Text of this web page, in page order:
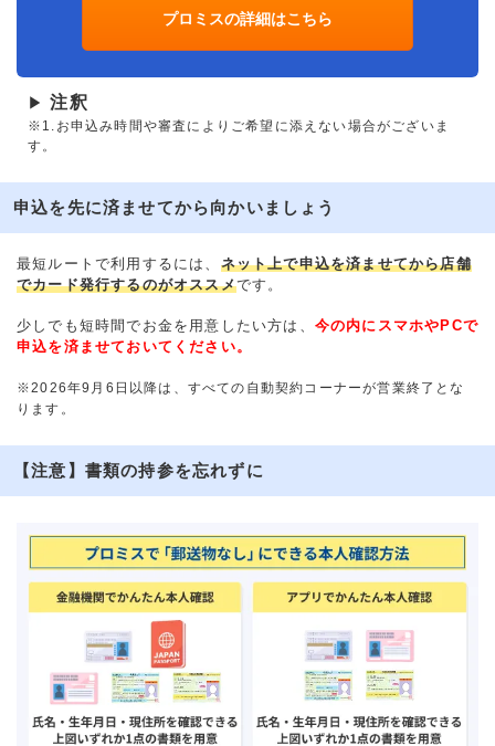
プロミスの詳細はこちら
▶ 注釈
※1.お申込み時間や審査によりご希望に添えない場合がございま
す。
申込を先に済ませてから向かいましょう
最短ルートで利用するには、 ネット上で申込を済ませてから店舗
でカード発行するのがオススメです。
少しでも短時間でお金を用意したい方は、 今の内にスマホやPCで
申込を済ませておいてください。
※2026年9月6日以降は、すべての自動契約コーナーが営業終了とな
ります。
【注意】書類の持参を忘れずに